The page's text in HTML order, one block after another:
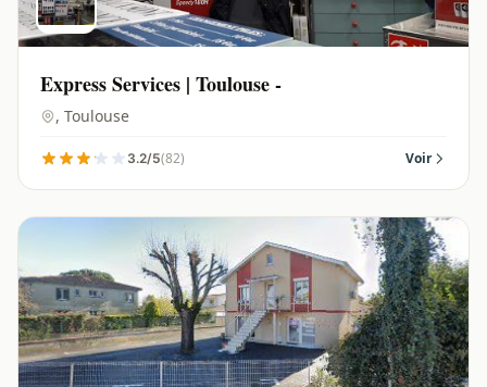
Express Services | Toulouse -
, Toulouse
3.2/5(82) Voir